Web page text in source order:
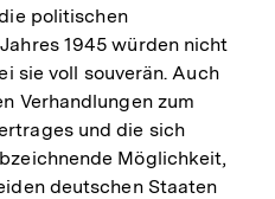
politischen
1945 würden nicht
sie voll souverän. Auch
Verhandlungen zum
und die sich
Möglichkeit,
deutschen Staaten